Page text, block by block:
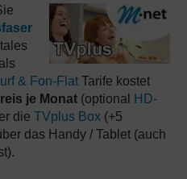
& Fon-Flat Tarife kostet
je Monat (optional
HD-
die TVplus Box (+5
das Handy / Tablet (auch